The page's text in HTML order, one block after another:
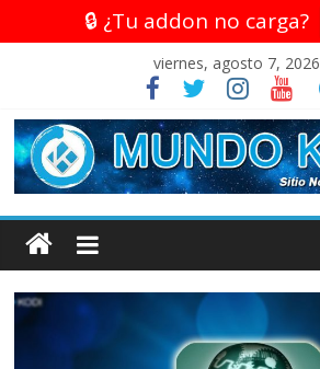
🔒 ¿Tu addon no carga?
viernes, agosto 7, 2026